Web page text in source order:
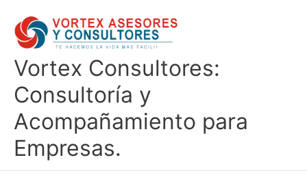
contenido
Vortex Consultores:
Consultoría y
Acompañamiento para
Empresas.